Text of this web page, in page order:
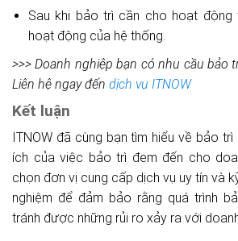
Sau khi bảo trì cần cho hoạt động
hoạt động của hệ thống.
>>> Doanh nghiệp bạn có nhu cầu bảo
Liên hệ ngay đến dịch vụ ITNOW
Kết luận
ITNOW đã cùng bạn tìm hiểu về bảo
ích của việc bảo trì đem đến cho
chọn đơn vị cung cấp dịch vụ uy tín và
nghiệm để đảm bảo rằng quá trình
tránh được những rủi ro xảy ra với